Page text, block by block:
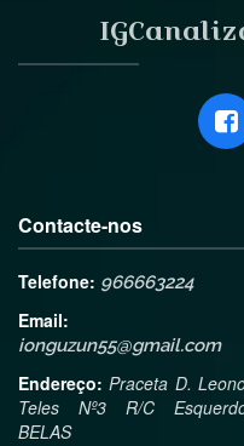
Contacte-nos
Telefone: 966663224
Email:
ionguzun55@gmail.com
Endereço: Praceta D.
Teles Nº3 R/C
BELAS